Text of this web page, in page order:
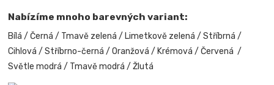
Nabízíme mnoho barevných variant:
Bílá / Černá / Tmavě zelená / Limetkově zelená / Stříbrná /
Cihlová / Stříbrno-černá / Oranžová / Krémová / Červená /
Světle modrá / Tmavě modrá / Žlutá